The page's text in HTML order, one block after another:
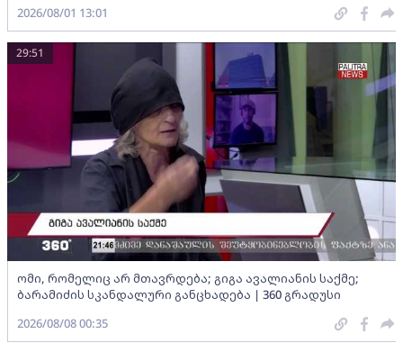
2026/08/01 13:01
ომი, რომელიც არ მთავრდება; გიგა ავალიანის საქმე;
ბარამიძის სკანდალური განცხადება | 360 გრადუსი
29:51
2026/08/08 00:35